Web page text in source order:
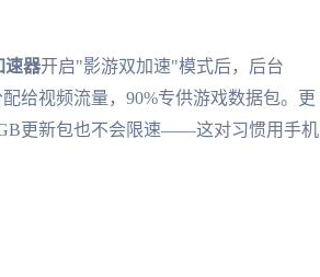
速器开启"影游双加速"模式后，后台
给视频流量，90%专供游戏数据包。更
更新包也不会限速——这对习惯用手机